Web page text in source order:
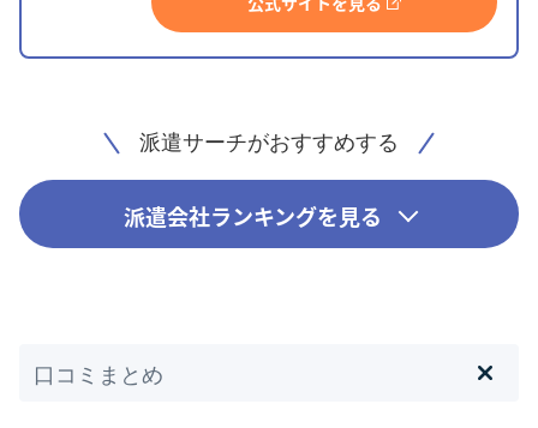
派遣サーチがおすすめする
派遣会社ランキングを見る
口コミまとめ